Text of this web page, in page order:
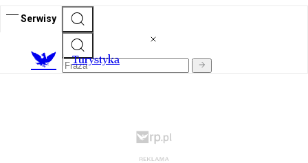
Serwisy
Turystyka